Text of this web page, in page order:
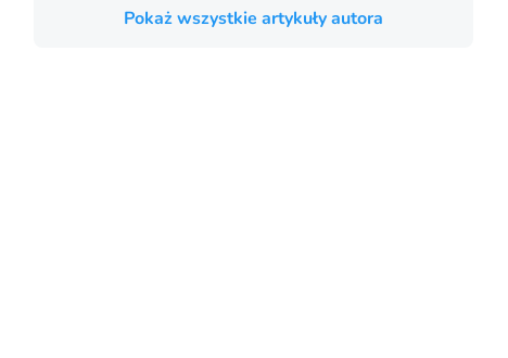
Pokaż wszystkie artykuły autora